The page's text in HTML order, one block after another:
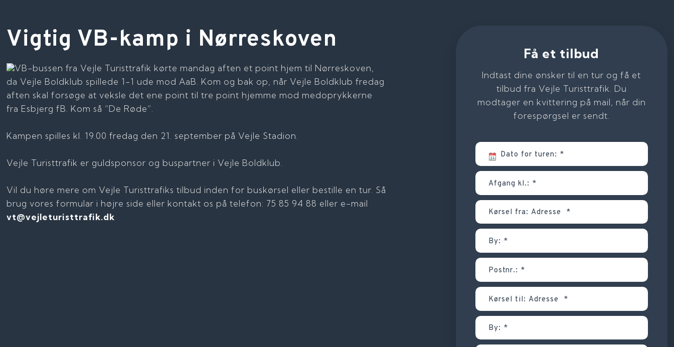
Vigtig VB-kamp i Nørreskoven
VB-bussen fra Vejle Turisttrafik kørte mandag aften et point hjem til Nørreskoven,
da Vejle Boldklub spillede 1-1 ude mod AaB. Kom og bak op, når Vejle Boldklub fredag
aften skal forsøge at veksle det ene point til tre point hjemme mod medoprykkerne
fra Esbjerg fB. Kom så ”De Røde”.
Kampen spilles kl. 19.00 fredag den 21. september på Vejle Stadion.
​Vejle Turisttrafik er guldsponsor og buspartner i Vejle Boldklub.
Vil du høre mere om Vejle Turisttrafiks tilbud inden for buskørsel eller bestille en tur. Så
brug vores formular i højre side eller kontakt os på telefon: 75 85 94 88 eller e-mail
vt@vejleturisttrafik.dk
Få et tilbud
Indtast dine ønsker til en tur og få et
tilbud fra Vejle Turisttrafik. Du
modtager en kvittering på mail, når din
forespørgsel er sendt.​